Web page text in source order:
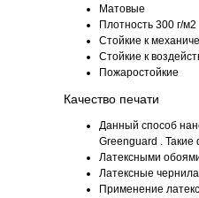
Матовые
Плотность 300 г/м2
Стойкие к
Cтойкие к
Пожаростойкие
Качество печати
Данный способ
Greenguard . Такие
Латексными
Латексные
Применение